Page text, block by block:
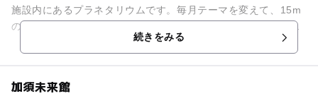
施設内にあるプラネタリウムです。毎月テーマを変えて、15m
のドームが満天の星空に変わります。鮮やかに映し出される星
空に生解説が加わり、地球...続きをみる
加須未来館